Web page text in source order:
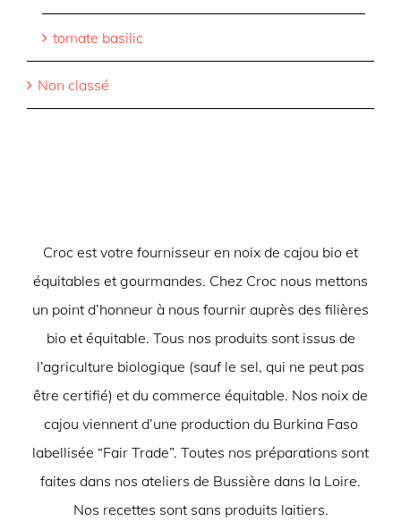
tomate basilic
Non classé
Croc est votre fournisseur en noix de cajou bio et
équitables et gourmandes. Chez Croc nous mettons
un point d’honneur à nous fournir auprès des filières
bio et équitable. Tous nos produits sont issus de
l’agriculture biologique (sauf le sel, qui ne peut pas
être certifié) et du commerce équitable. Nos noix de
cajou viennent d’une production du Burkina Faso
labellisée “Fair Trade”. Toutes nos préparations sont
faites dans nos ateliers de Bussière dans la Loire.
Nos recettes sont sans produits laitiers.